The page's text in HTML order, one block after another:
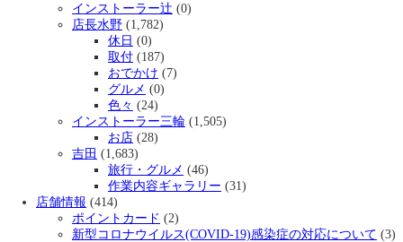
インストーラー辻 (0)
店長水野 (1,782)
休日 (0)
取付 (187)
おでかけ (7)
グルメ (0)
色々 (24)
インストーラー三輪 (1,505)
お店 (28)
吉田 (1,683)
旅行・グルメ (46)
作業内容ギャラリー (31)
店舗情報 (414)
ポイントカード (2)
新型コロナウイルス(COVID-19)感染症の対応について (3)